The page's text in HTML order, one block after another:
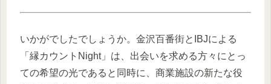
いかがでしたでしょうか。金沢百番街とIBJによる
「縁カウントNight」は、出会いを求める方々にとっ
ての希望の光であると同時に、商業施設の新たな役